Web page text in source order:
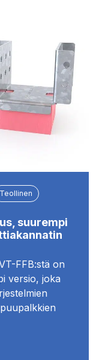
Teollinen
suurempi
FFB:stä on
versio, joka